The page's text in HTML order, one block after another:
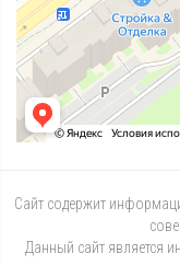
Сайт содержит
Данный сайт является